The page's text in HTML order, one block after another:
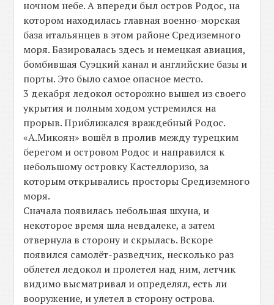
ночном небе. А впереди был остров Родос, на
котором находилась главная военно-морская
база итальянцев в этом районе Средиземного
моря. Базировалась здесь и немецкая авиация,
бомбившая Суэцкий канал и английские базы и
порты. Это было самое опасное место.
3 декабря ледокол осторожно вышел из своего
укрытия и полным ходом устремился на
прорыв. Приближался враждебный Родос.
«А.Микоян» вошёл в пролив между турецким
берегом и островом Родос и направился к
небольшому островку Кастеллоризо, за
которым открывались просторы Средиземного
моря.
Сначала появилась небольшая шхуна, и
некоторое время шла невдалеке, а затем
отвернула в сторону и скрылась. Вскоре
появился самолёт-разведчик, несколько раз
облетел ледокол и пролетел над ним, летчик
видимо высматривал и определял, есть ли
вооружение, и улетел в сторону острова.